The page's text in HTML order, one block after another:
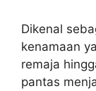
Dikenal
kenamaan
remaja
pantas